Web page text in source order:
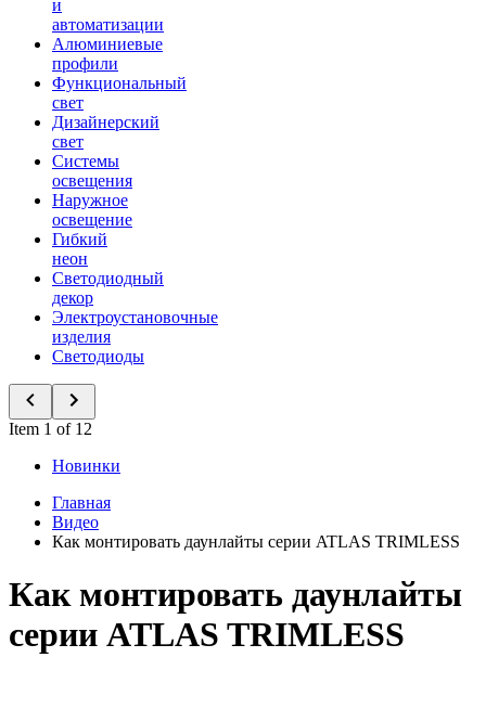
и
автоматизации
Алюминиевые
профили
Функциональный
свет
Дизайнерский
свет
Системы
освещения
Наружное
освещение
Гибкий
неон
Светодиодный
декор
Электроустановочные
изделия
Светодиоды
Item 1 of 12
Новинки
Главная
Видео
Как монтировать даунлайты серии ATLAS TRIMLESS
Как монтировать даунлайты
серии ATLAS TRIMLESS